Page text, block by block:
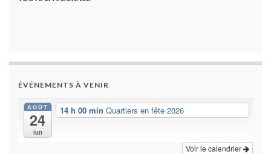
ÉVÉNEMENTS À VENIR
AOÛT
24
lun
14 h 00 min Quartiers en fête 2026
Voir le calendrier